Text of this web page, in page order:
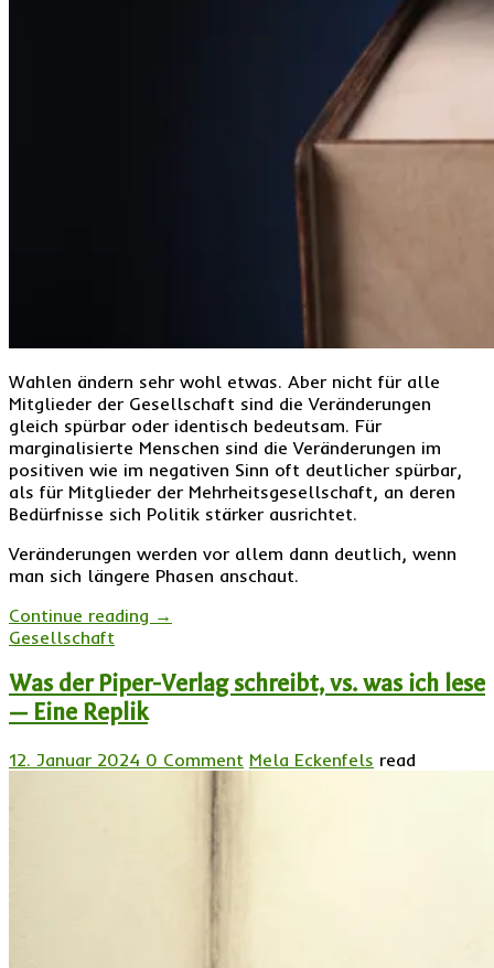
Wahlen ändern sehr wohl etwas. Aber nicht für alle
Mitglieder der Gesellschaft sind die Veränderungen
gleich spürbar oder identisch bedeutsam. Für
marginalisierte Menschen sind die Veränderungen im
positiven wie im negativen Sinn oft deutlicher spürbar,
als für Mitglieder der Mehrheitsgesellschaft, an deren
Bedürfnisse sich Politik stärker ausrichtet.
Veränderungen werden vor allem dann deutlich, wenn
man sich längere Phasen anschaut.
Continue reading →
Gesellschaft
Was der Piper-Verlag schreibt, vs. was ich lese
— Eine Replik
12. Januar 2024 0 Comment Mela Eckenfels read